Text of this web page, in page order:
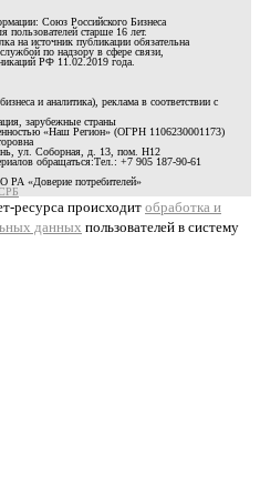
Союз Российского Бизнеса
старше 16 лет.
на источник публикации обязательна
по надзору в сфере связи,
РФ 11.02.2019 года.
и аналитика), реклама в соответствии с
зарубежные страны
«Наш Регион» (ОГРН 1106230001173)
ул. Соборная, д. 13, пом. Н12
обращаться:Тел.: +7 905 187-90-61
РА «Доверие потребителей»
ресурса происходит обработка и
данных пользователей в систему